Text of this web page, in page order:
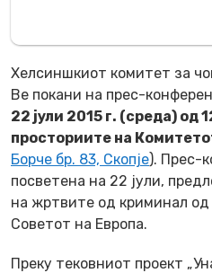
Хелсиншкиот комитет за
Ве покани на прес-
22 јули 2015 г. (среда) од
просториите на
Борче бр. 83, Скопје). Прес-
посветена на 22 јули,
на жртвите од криминал од
Советот на Европа.
Преку тековниот проект